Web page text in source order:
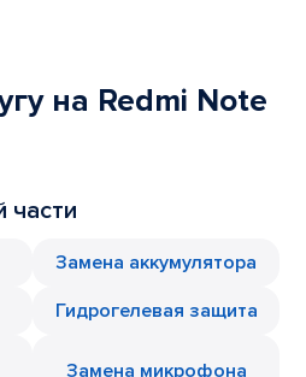
на Redmi Note
части
Замена аккумулятора
Гидрогелевая защита
Замена микрофона